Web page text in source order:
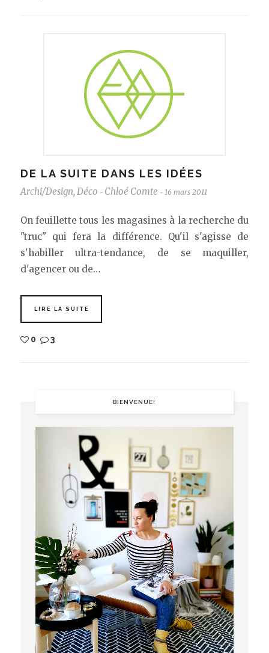
DE LA SUITE DANS LES IDÉES
Archi/Design, Déco - Chloé Comte - 16 mars 2011
On feuillette tous les magasines à la recherche du
"truc" qui fera la différence. Qu'il s'agisse de
s'habiller ultra-tendance, de se maquiller,
d'agencer ou de…
LIRE LA SUITE
0 3
BIENVENUE!